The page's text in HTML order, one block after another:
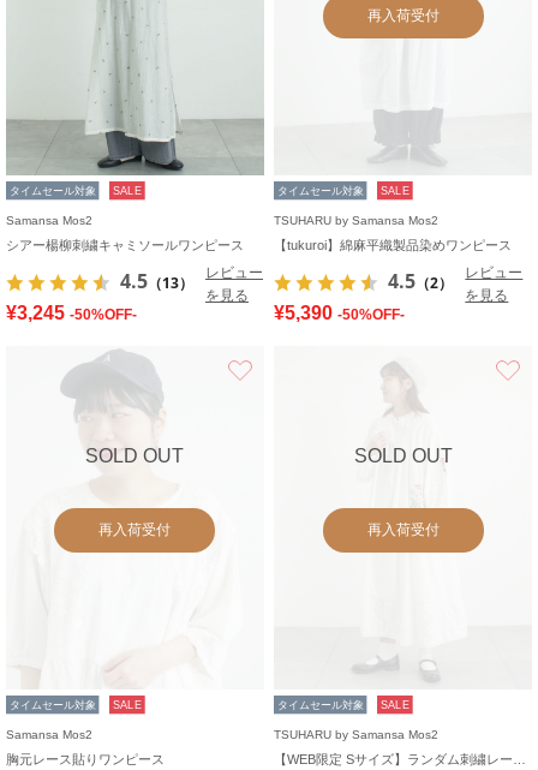
タイムセール対象 SALE
Samansa Mos2
シアー楊柳刺繍キャミソールワンピース
4.5 （13）
レビュー
を見る
¥3,245 -50%OFF-
再入荷受付
タイムセール対象 SALE
TSUHARU by Samansa Mos2
【tukuroi】綿麻平織製品染めワンピース
4.5 （2）
レビュー
を見る
¥5,390 -50%OFF-
SOLD OUT
再入荷受付
タイムセール対象 SALE
Samansa Mos2
胸元レース貼りワンピース
SOLD OUT
再入荷受付
タイムセール対象 SALE
TSUHARU by Samansa Mos2